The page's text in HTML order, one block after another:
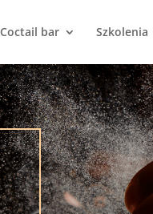
Coctail bar Szkolenia